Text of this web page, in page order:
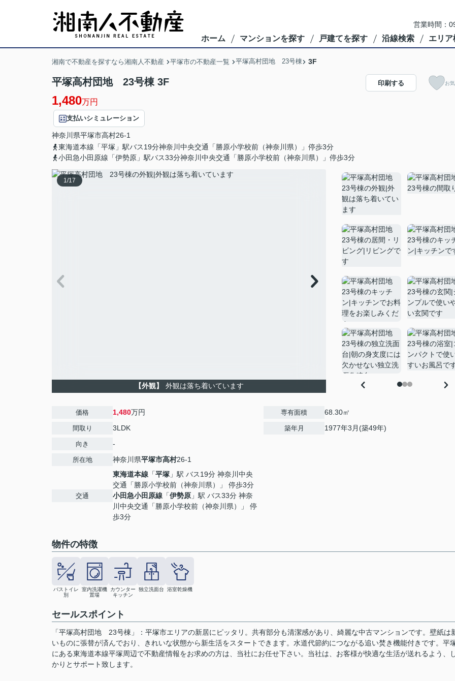
営業時間：
ホーム マンションを探す 戸建てを探す 沿線検索 エリア
湘南で不動産を探すなら湘南人不動産 平塚市の不動産一覧 平塚高村団地 23号棟 3F
平塚高村団地 23号棟 3F
1,480万円
支払いシミュレーション
神奈川県平塚市高村26-1
東海道本線「平塚」駅バス19分神奈川中央交通「勝原小学校前（神奈川県）」停歩3分
小田急小田原線「伊勢原」駅バス33分神奈川中央交通「勝原小学校前（神奈川県）」停歩3分
印刷する お
1/17
【外観】 外観は落ち着いています
価格 1,480万円
間取り 3LDK
向き -
所在地 神奈川県平塚市高村26-1
交通
東海道本線 「平塚 」駅 バス19分 神奈川中央
交通「勝原小学校前（神奈川県）」 停歩3分
小田急小田原線 「伊勢原 」駅 バス33分 神奈
川中央交通「勝原小学校前（神奈川県）」 停
歩3分
専有面積 68.30㎡
築年月 1977年3月(築49年)
物件の特徴
バストイレ
別
室内洗濯機
置場
カウンター
キッチン
独立洗面台 浴室乾燥機
セールスポイント
「平塚高村団地 23号棟」：平塚市エリアの新居にピッタリ。共有部分も清潔感があり、綺麗な中古マンションです。壁紙は
いものに張替が済んでおり、きれいな状態から新生活をスタートできます。水道代節約につながる追い焚き機能付きです。平
にある東海道本線平塚周辺で不動産情報をお求めの方は、当社にお任せ下さい。当社は、お客様が快適な生活が送れるよう、
かりとサポート致します。